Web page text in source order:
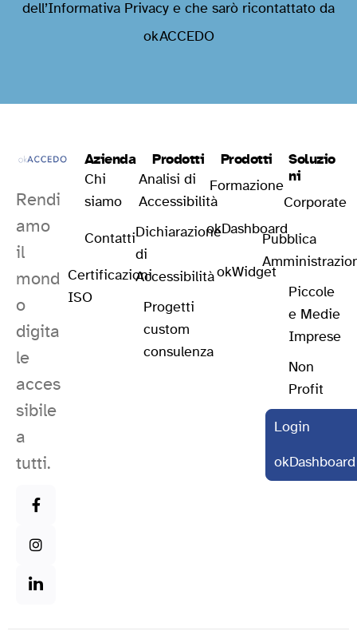
dell’Informativa Privacy e che sarò ricontattato da
okACCEDO
Rendi
amo
il
mond
o
digita
le
acces
sibile
a
tutti.
Azienda
Chi
siamo
Contatti
Certificazioni
ISO
Prodotti
Analisi di
Accessibilità
Dichiarazione
di
Accessibilità
Progetti
custom
consulenza
Prodotti
Formazione
okDashboard
okWidget
Soluzio
ni
Corporate
Pubblica
Piccole
e Medie
Imprese
Non
Profit
Login
okDashboard